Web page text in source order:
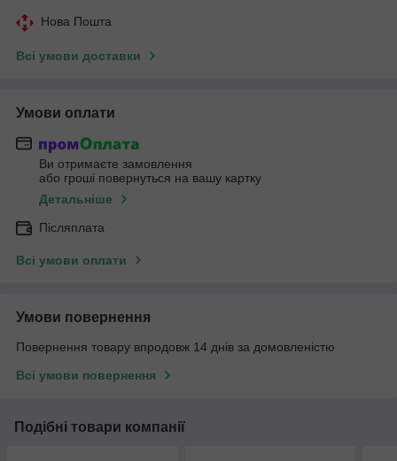
Нова Пошта
Всі умови доставки
Умови оплати
Ви отримаєте замовлення
або гроші повернуться на вашу картку
Детальніше
Післяплата
Всі умови оплати
Умови повернення
Повернення товару впродовж 14 днів за домовленістю
Всі умови повернення
Подібні товари компанії